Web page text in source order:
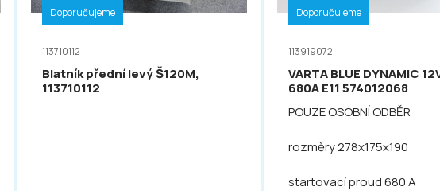
Doporučujeme
113710112
Blatník přední levý Š120M,
113710112
Doporučujeme
113919072
VARTA BLUE DYNAMIC
680A E11 574012068
POUZE OSOBNÍ ODBĚR
rozměry 278x175x190
startovací proud 680 A